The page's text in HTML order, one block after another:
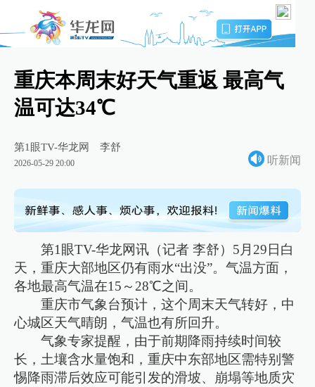
重庆本周末好天气重返 最高气
温可达34℃
第1眼TV-华龙网 李舒
2026-05-29 20:00 听新闻
第1眼TV-华龙网讯（记者 李舒）5月29日白
天，重庆大部地区仍有雨水“出没”。气温方面，
各地最高气温在15～28℃之间。
重庆市气象台预计，这个周末天气转好，中
心城区天气晴朗，气温也有所回升。
气象专家提醒，由于前期降雨持续时间较
长，土壤含水量饱和，重庆中东部地区需特别警
惕降雨滞后效应可能引发的滑坡、崩塌等地质灾